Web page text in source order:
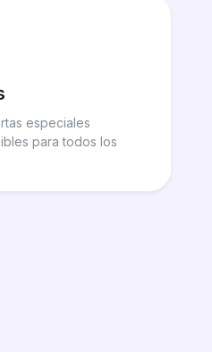
especiales
para todos los